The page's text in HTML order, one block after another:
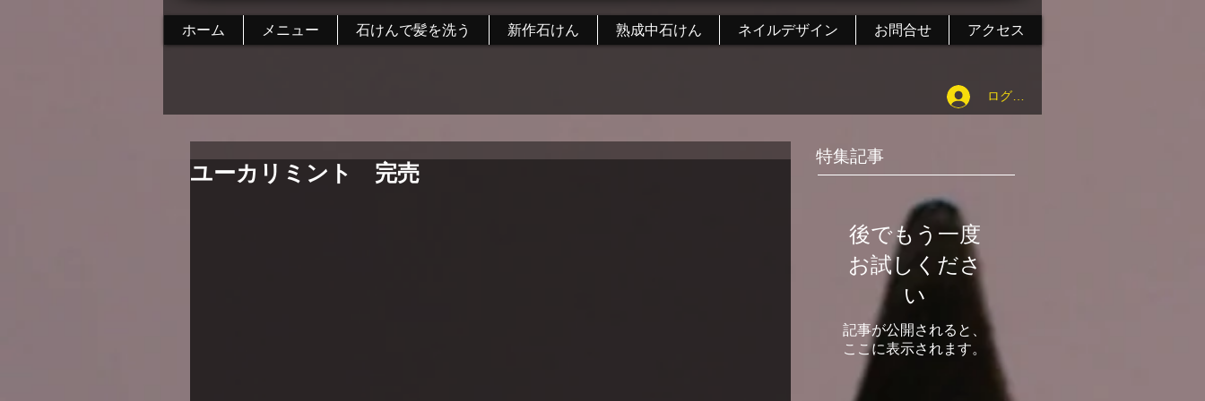
ホーム メニュー 石けんで髪を洗う 新作石けん 熟成中石けん ネイルデザイン お問合せ アクセス
ログイン
ユーカリミント 完売
特集記事
後でもう一度
お試しくださ
い
記事が公開されると、
ここに表示されます。